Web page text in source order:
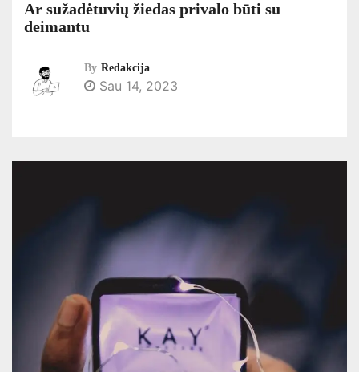
Ar sužadėtuvių žiedas privalo būti su
deimantu
By Redakcija
Sau 14, 2023